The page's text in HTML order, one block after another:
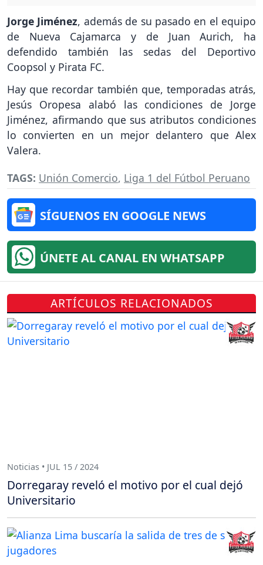
Jorge Jiménez, además de su pasado en el equipo
de Nueva Cajamarca y de Juan Aurich, ha
defendido también las sedas del Deportivo
Coopsol y Pirata FC.
Hay que recordar también que, temporadas atrás,
Jesús Oropesa alabó las condiciones de Jorge
Jiménez, afirmando que sus atributos condiciones
lo convierten en un mejor delantero que Alex
Valera.
TAGS: Unión Comercio, Liga 1 del Fútbol Peruano
SÍGUENOS EN GOOGLE NEWS
ÚNETE AL CANAL EN WHATSAPP
ARTÍCULOS RELACIONADOS
Noticias • JUL 15 / 2024
Dorregaray reveló el motivo por el cual dejó
Universitario